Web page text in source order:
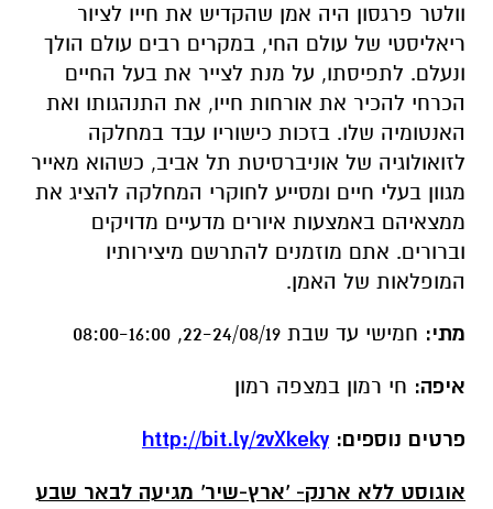
וולטר פרגסון היה אמן שהקדיש את חייו לציור
ריאליסטי של עולם החי, במקרים רבים עולם הולך
ונעלם. לתפיסתו, על מנת לצייר את בעל החיים
הכרחי להכיר את אורחות חייו, את התנהגותו ואת
האנטומיה שלו. בזכות כישוריו עבד במחלקה
לזואולוגיה של אוניברסיטת תל אביב, כשהוא מאייר
מגוון בעלי חיים ומסייע לחוקרי המחלקה להציג את
ממצאיהם באמצעות איורים מדעיים מדויקים
וברורים. אתם מוזמנים להתרשם מיצירותיו
המופלאות של האמן.
מתי: חמישי עד שבת 22-24/08/19, 08:00-16:00
איפה: חי רמון במצפה רמון
פרטים נוספים: http://bit.ly/2vXkeky
אוגוסט ללא ארנק- 'ארץ-שיר' מגיעה לבאר שבע